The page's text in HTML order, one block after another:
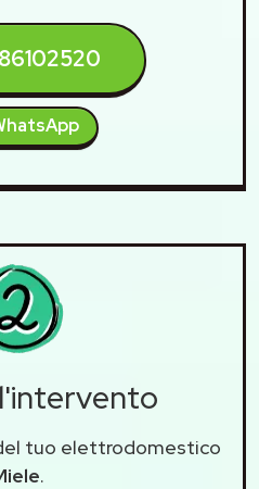
tuo elettrodomestico
.